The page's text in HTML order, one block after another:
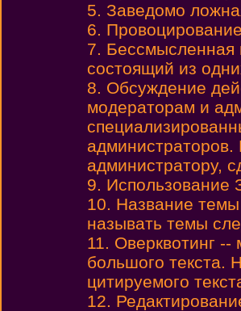
5. Заведомо
6.
7. Бессмысленная
состоящий из
8. Обсуждение
модераторам и
администраторов.
администратору,
9. Использование
10. Название
называть темы
11. Оверквотинг
большого текста.
цитируемого
12.